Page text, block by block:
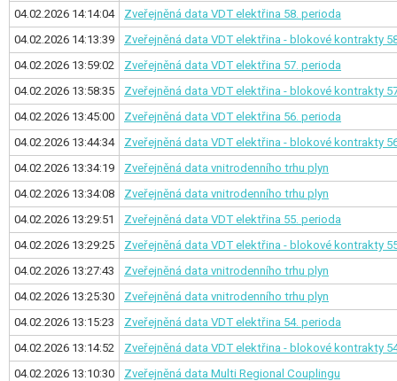
04.02.2026 14:14:04
Zveřejněná data VDT elektřina 58. perioda
04.02.2026 14:13:39
Zveřejněná data VDT elektřina - blokové kontrakty
04.02.2026 13:59:02
Zveřejněná data VDT elektřina 57. perioda
04.02.2026 13:58:35
Zveřejněná data VDT elektřina - blokové kontrakty
04.02.2026 13:45:00
Zveřejněná data VDT elektřina 56. perioda
04.02.2026 13:44:34
Zveřejněná data VDT elektřina - blokové kontrakty
04.02.2026 13:34:19
Zveřejněná data vnitrodenního trhu plyn
04.02.2026 13:34:08
Zveřejněná data vnitrodenního trhu plyn
04.02.2026 13:29:51
Zveřejněná data VDT elektřina 55. perioda
04.02.2026 13:29:25
Zveřejněná data VDT elektřina - blokové kontrakty
04.02.2026 13:27:43
Zveřejněná data vnitrodenního trhu plyn
04.02.2026 13:25:30
Zveřejněná data vnitrodenního trhu plyn
04.02.2026 13:15:23
Zveřejněná data VDT elektřina 54. perioda
04.02.2026 13:14:52
Zveřejněná data VDT elektřina - blokové kontrakty
04.02.2026 13:10:30
Zveřejněná data Multi Regional Couplingu